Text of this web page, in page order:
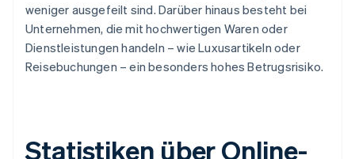
weniger ausgefeilt sind. Darüber hinaus besteht bei
Unternehmen, die mit hochwertigen Waren oder
Dienstleistungen handeln – wie Luxusartikeln oder
Reisebuchungen – ein besonders hohes Betrugsrisiko.
Statistiken über Online-